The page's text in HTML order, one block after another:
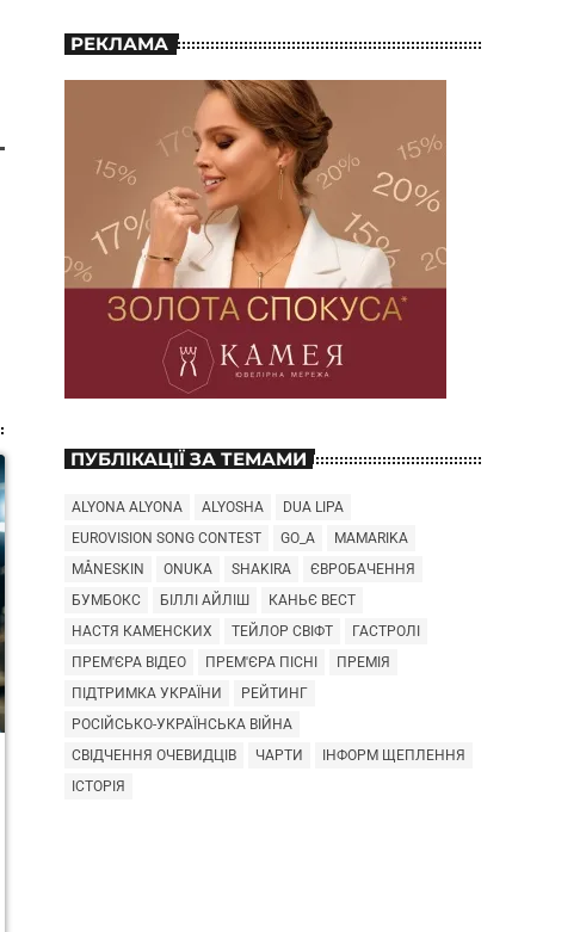
РЕКЛАМА
ПУБЛІКАЦІЇ ЗА ТЕМАМИ
ALYONA ALYONA ALYOSHA
DUA LIPA
EUROVISION SONG CONTEST
GO_A
MAMARIKA
MÅNESKIN
ONUKA SHAKIRA
ЄВРОБАЧЕННЯ
БУМБОКС
БІЛЛІ АЙЛІШ
КАНЬЄ ВЕСТ
НАСТЯ КАМЕНСКИХ
ТЕЙЛОР СВІФТ
ГАСТРОЛІ
ПРЕМ'ЄРА ВІДЕО
ПРЕМ'ЄРА ПІСНІ
ПРЕМІЯ
ПІДТРИМКА УКРАЇНИ
РЕЙТИНГ
РОСІЙСЬКО-УКРАЇНСЬКА ВІЙНА
СВІДЧЕННЯ ОЧЕВИДЦІВ
ЧАРТИ
ІНФОРМ ЩЕПЛЕННЯ
ІСТОРІЯ